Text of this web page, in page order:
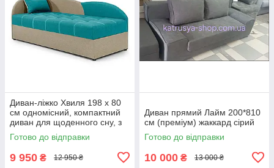
Диван-ліжко Хвиля 198 х 80
см одномісний, компактний
диван для щоденного сну, з
нішею, рогожка, аква з
карамеллю, лівий
Готово до відправки
9 950 ₴ 12 950 ₴
Диван прямий Лайм 200*810
см (преміум) жаккард сірий
Готово до відправки
10 000 ₴ 13 000 ₴